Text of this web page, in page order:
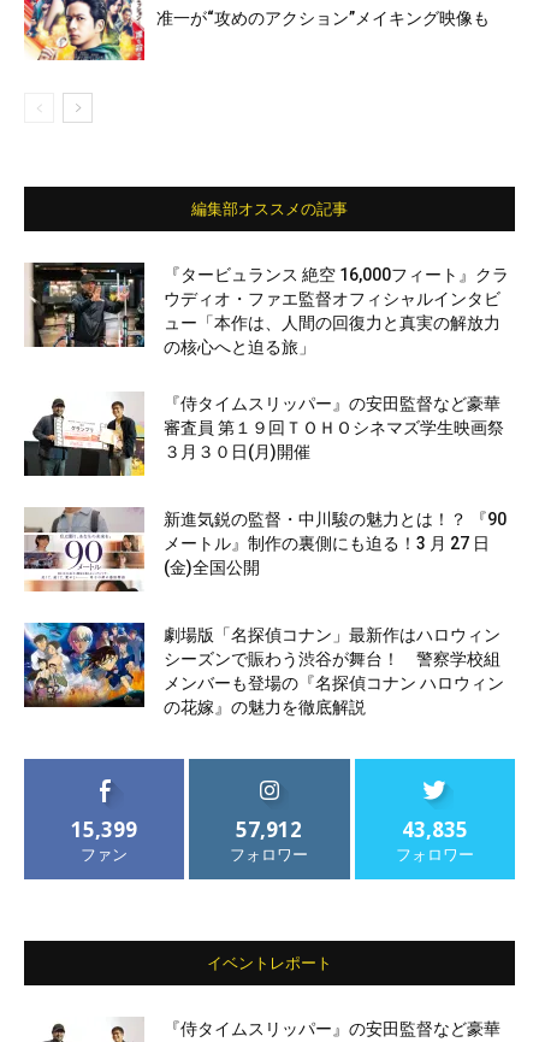
准一が“攻めのアクション”メイキング映像も
編集部オススメの記事
『タービュランス 絶空 16,000フィート』クラ
ウディオ・ファエ監督オフィシャルインタビ
ュー「本作は、人間の回復力と真実の解放力
の核心へと迫る旅」
『侍タイムスリッパー』の安田監督など豪華
審査員 第１９回ＴＯＨＯシネマズ学生映画祭
３月３０日(月)開催
新進気鋭の監督・中川駿の魅力とは！？ 『90
メートル』制作の裏側にも迫る！3 月 27 日
(金)全国公開
劇場版「名探偵コナン」最新作はハロウィン
シーズンで賑わう渋谷が舞台！ 警察学校組
メンバーも登場の『名探偵コナン ハロウィン
の花嫁』の魅力を徹底解説
15,399
ファン
57,912
フォロワー
43,835
フォロワー
イベントレポート
『侍タイムスリッパー』の安田監督など豪華